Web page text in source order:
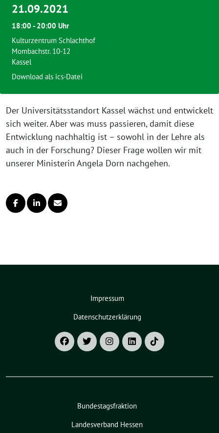
Der Universitätsstandort Kassel wächst und entwickelt
sich weiter. Aber was muss passieren, damit diese
Entwicklung nachhaltig ist – sowohl in der Lehre als
auch in der Forschung? Dieser Frage wollen wir mit
unserer Ministerin Angela Dorn nachgehen.
21.09.2021
18:00 - 20:00 Uhr
Kulturzentrum Schlachthof
Mombachstr. 10-12
Kassel
Download als ics-Datei
Impressum
Datenschutzerklärung
Bundestagsfraktion
Landesverband Hessen